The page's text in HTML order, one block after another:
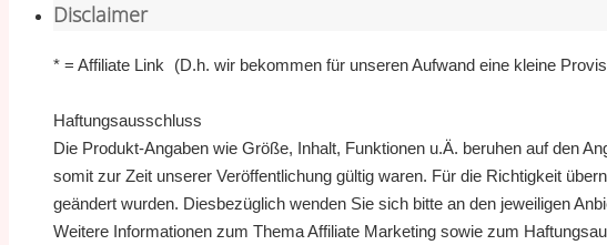
Disclaimer
* = Affiliate Link (D.h. wir bekommen für unseren Aufwand eine kleine
Haftungsausschluss
Die Produkt-Angaben wie Größe, Inhalt, Funktionen u.Ä. beruhen auf den
somit zur Zeit unserer Veröffentlichung gültig waren. Für die Richtigkeit
geändert wurden. Diesbezüglich wenden Sie sich bitte an den jeweiligen
Weitere Informationen zum Thema Affiliate Marketing sowie zum